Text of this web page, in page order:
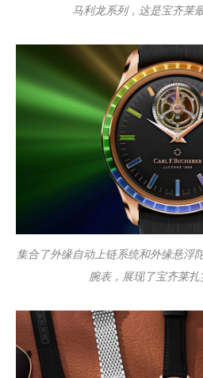
马利龙系列，这是宝齐莱
集合了外缘自动上链系统和外缘悬浮
腕表，展现了宝齐莱